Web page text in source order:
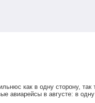
как в одну сторону, так
авиарейсы в августе: в одну